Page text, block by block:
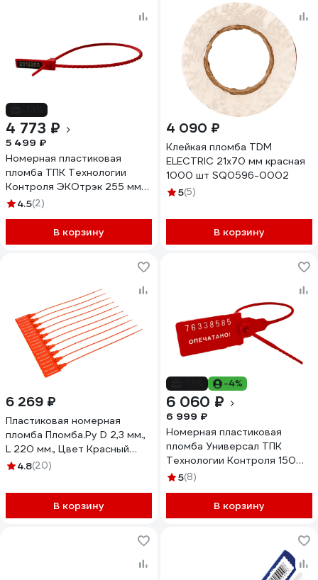
4 773 ₽
5 499 ₽
Номерная пластиковая
пломба ТПК Технологии
Контроля ЭКОтрэк 255 мм
(Цвет: красный) 1000 шт
4.5(2)
В корзину
4 090 ₽
Клейкая пломба TDM
ELECTRIC 21x70 мм красная
1000 шт SQ0596-0002
5(5)
В корзину
6 269 ₽
Пластиковая номерная
пломба Пломба.Ру D 2,3 мм.,
L 220 мм., Цвет Красный
1000 шт. КПП-3-1602СТ
4.8(20)
В корзину
-4%
6 060 ₽
6 999 ₽
Номерная пластиковая
пломба Универсал ТПК
Технологии Контроля 150
(Цвет:красный) 1000 шт.
5(8)
В корзину